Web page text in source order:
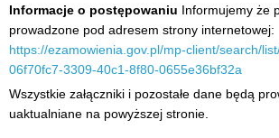
Informacje o postępowaniu Informujemy że
prowadzone pod adresem strony internetowej:
https://ezamowienia.gov.pl/mp-client/search/
06f70fc7-3309-40c1-8f80-0655e36bf32a
Wszystkie załączniki i pozostałe dane będą
uaktualniane na powyższej stronie.